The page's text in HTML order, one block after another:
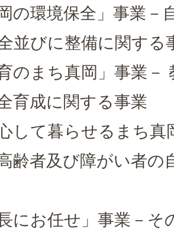
岡の環境保全」事業
並びに整備に関する
育のまち真岡」事業
育成に関する事業
心して暮らせるまち
齢者及び障がい者の
長にお任せ」事業－